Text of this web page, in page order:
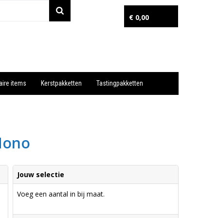
€ 0,00
items Kerstpakketten Tastingpakketten
Jouw selectie
Voeg een aantal in bij maat.